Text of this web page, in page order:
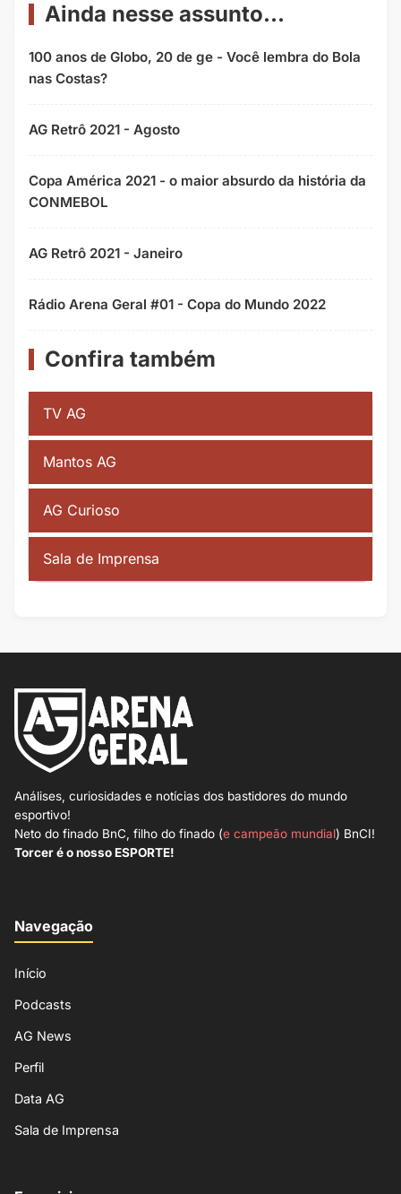
Ainda nesse assunto...
100 anos de Globo, 20 de ge - Você lembra do Bola
nas Costas?
AG Retrô 2021 - Agosto
Copa América 2021 - o maior absurdo da história da
CONMEBOL
AG Retrô 2021 - Janeiro
Rádio Arena Geral #01 - Copa do Mundo 2022
Confira também
TV AG
Mantos AG
AG Curioso
Sala de Imprensa
Análises, curiosidades e notícias dos bastidores do mundo
esportivo!
Neto do finado BnC, filho do finado (e campeão mundial) BnCI!
Torcer é o nosso ESPORTE!
Navegação
Início
Podcasts
AG News
Perfil
Data AG
Sala de Imprensa